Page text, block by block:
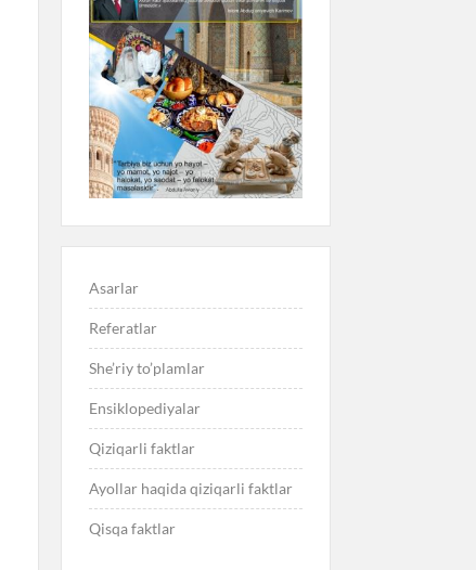
Asarlar
Referatlar
She’riy to’plamlar
Ensiklopediyalar
Qiziqarli faktlar
Ayollar haqida qiziqarli faktlar
Qisqa faktlar